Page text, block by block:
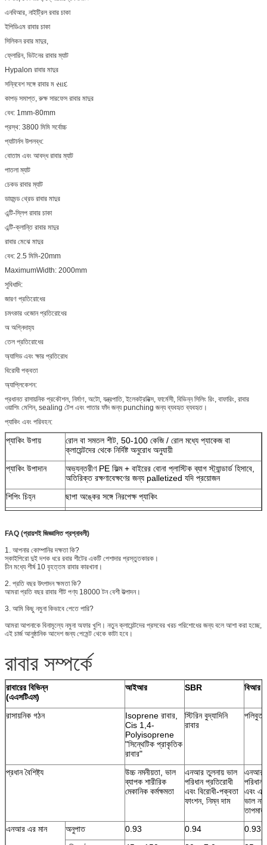
এনবিআর, নাইট্রিল রবার চাকা
ইপিডিএম রাবার চাকা
সিলিকন রবার মাদুর,
ফ্লোরিন, ভিটনের রাবার ম্যাট
Hypalon রাবার মাদুর
সন্নিবেশ সঙ্গে রাবার ম સાદ
কাপড় সমাপ্ত, রুক্ষ সারফেস রাবার মাদুর
বেধ: 1mm-80mm
প্রস্থ: 3800 মিমি সর্বোচ্চ
প্যাটার্নস উপলব্ধ:
বোতাম এবং আবদ্ধ রাবার ম্যাট
পাতলা ম্যাট
চেকড রাবার ম্যাট
ডায়মন্ড থ্রেড রাবার মাদুর
এন্টি-স্লিপ রাবার চাকা
এন্টি-ক্লান্তি রাবার মাদুর
রাবার মেঝে মাদুর
বেধ: 2.5 মিমি-20mm
MaximumWidth: 2000mm
সুবিধাদি:
জারণ প্রতিরোধের
চমৎকার ওজোন প্রতিরোধের
অ অগ্নিদাহ্য
তেল প্রতিরোধের
অ্যাসিড এবং ক্ষার প্রতিরোধ
বিরোধী পক্বতা
অ্যাপ্লিকেশন:
প্রধানত রাসায়নিক প্রকৌশল, নির্মাণ, অটো, যন্ত্রপাতি, ইলেকট্রনিক্স, ফার্মেসী, বিভিন্ন সিলিং রিং, বাফারিং, রাবার
ওয়াশিং মেশিন, sealing টেপ এবং পাতার ফাঁদ জন্য punching জন্য ব্যবহৃত ব্যবহৃত।
প্যাকিং এবং পরিবহন:
প্যাকিং উপায়
রোল বা সমতল শীট, 50-100 কেজি / রোল মধ্যে প্যাকেজ বা
ক্লায়েন্টদের থেকে নির্দিষ্ট অনুরোধ অনুযায়ী
প্যাকিং উপাদান
অভ্যন্তরীণ PE ফিল্ম + বাইরের বোনা প্লাস্টিক ব্যাগ স্ট্যান্ডার্ড হিসাবে,
অতিরিক্ত রক্ষণাবেক্ষণের জন্য palletized যদি প্রয়োজন
শিপিং চিহ্ন
ছাপা অঙ্কের সঙ্গে নিরপেক্ষ প্যাকিং
মালবাহী
সাগর (এফসিএল ও এলসিএল) বা এয়ার মালবাহী
বিশেষ আকার
আমরা বিশেষ মাপ জন্য কাটিয়া পরিষেবা প্রদান
স্তরায়ণ
আমরা পিএসএ, বস্ত্র বা অন্যান্য সামগ্রীগুলির সাথে অতিরিক্ত
ল্যামিনেশন প্রদান করি।
FAQ (প্রায়শই জিজ্ঞাসিত প্রশ্নাবলী)
1. আপনার কোম্পানির দক্ষতা কি?
স্কাইপিরো দুই দশক ধরে রবার শীটের একটি পেশাদার প্রস্তুতকারক।
চীন মধ্যে শীর্ষ 10 বৃহত্তম রাবার কারখানা।
2. প্রতি বছর উৎপাদন ক্ষমতা কি?
আমরা প্রতি বছর রাবার শীট পণ্য 18000 টন বেশী উত্পাদন।
3. আমি কিছু নমুনা কিভাবে পেতে পারি?
আমরা আপনাকে বিনামূল্যে নমুনা অফার খুশি। নতুন ক্লায়েন্টদের প্রসবের খরচ পরিশোধের জন্য বলে আশা করা হচ্ছে,
এই চার্জ আনুষ্ঠানিক আদেশ জন্য পেমেন্ট থেকে কাটা হবে।
রাবার সম্পর্কে
রাবারের বিভিন্ন
(এএসটিএম)
আইআর SBR বিআর
রাসায়নিক গঠন
Isoprene রাবার,
Cis 1,4-
Polyisoprene
"সিন্থেটিক প্রাকৃতিক
রাবার"
স্টিরিন বুদ্যাদিনি
রাবার
প্রধান বৈশিষ্ট্য
উচ্চ নমনীয়তা, ভাল
ব্যাপক শারীরিক
মেকানিক কর্মক্ষমতা
এনআর তুলনায় ভাল
পরিধান প্রতিরোধী
এবং বিরোধী-পক্বতা
ফাংশন, নিম্ন দাম
এনআর
পরিধান
এবং
ভাল
এনআর এর মান
অনুপাত 0.93 0.94
0.93